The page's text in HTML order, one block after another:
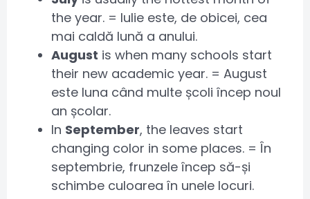
the year. = Iulie este, de obicei, cea
mai caldă lună a anului.
August is when many schools start
their new academic year. = August
este luna când multe școli încep noul
an școlar.
In September, the leaves start
changing color in some places. = În
septembrie, frunzele încep să-și
schimbe culoarea în unele locuri.